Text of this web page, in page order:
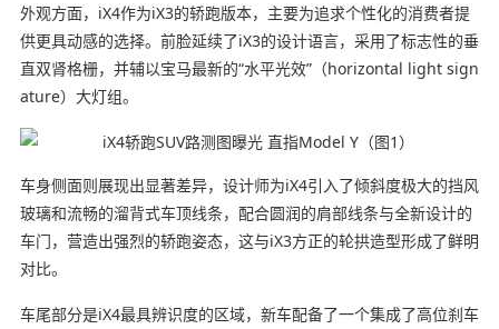
外观方面，iX4作为iX3的轿跑版本，主要为追求个性化的消费者提
供更具动感的选择。前脸延续了iX3的设计语言，采用了标志性的垂
直双肾格栅，并辅以宝马最新的“水平光效”（horizontal light sign
ature）大灯组。
车身侧面则展现出显著差异，设计师为iX4引入了倾斜度极大的挡风
玻璃和流畅的溜背式车顶线条，配合圆润的肩部线条与全新设计的
车门，营造出强烈的轿跑姿态，这与iX3方正的轮拱造型形成了鲜明
对比。
车尾部分是iX4最具辨识度的区域，新车配备了一个集成了高位刹车